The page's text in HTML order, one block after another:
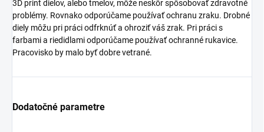
3D print dielov, alebo tmelov, môže neskôr spôsobovať zdravotné
problémy. Rovnako odporúčame používať ochranu zraku. Drobné
diely môžu pri práci odfrknúť a ohroziť váš zrak. Pri práci s
farbami a riedidlami odporúčame používať ochranné rukavice.
Pracovisko by malo byť dobre vetrané.
Dodatočné parametre